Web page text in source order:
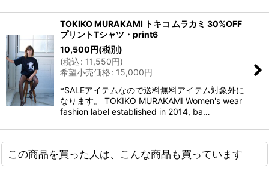
TOKIKO MURAKAMI トキコ ムラカミ 30%OFF
プリントTシャツ・print6
10,500円(税別)
(税込: 11,550円)
希望小売価格: 15,000円
*SALEアイテムなので送料無料アイテム対象外に
なります。 TOKIKO MURAKAMI Women's wear
fashion label established in 2014, ba…
この商品を買った人は、こんな商品も買っています